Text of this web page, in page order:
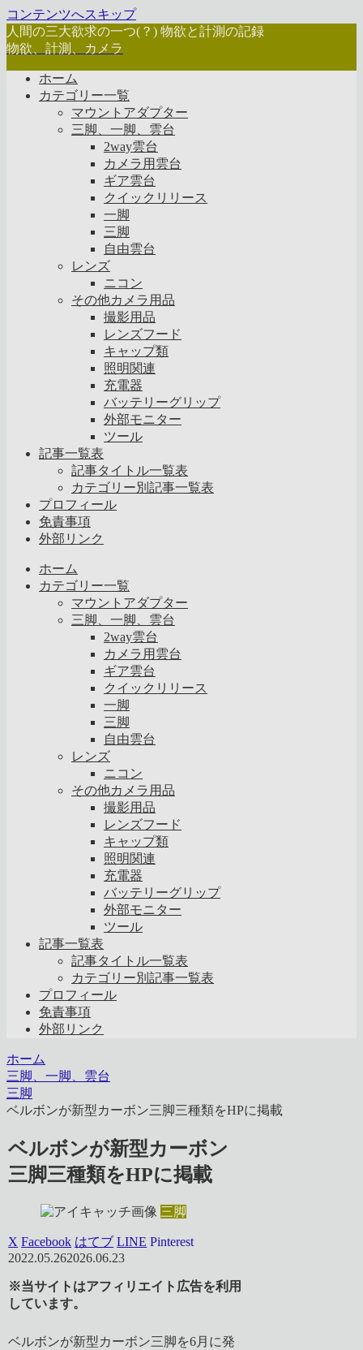
コンテンツへスキップ
人間の三大欲求の一つ(？) 物欲と計測の記録
物欲、計測、カメラ
ホーム
カテゴリー一覧
マウントアダプター
三脚、一脚、雲台
2way雲台
カメラ用雲台
ギア雲台
クイックリリース
一脚
三脚
自由雲台
レンズ
ニコン
その他カメラ用品
撮影用品
レンズフード
キャップ類
照明関連
充電器
バッテリーグリップ
外部モニター
ツール
記事一覧表
記事タイトル一覧表
カテゴリー別記事一覧表
プロフィール
免責事項
外部リンク
ホーム
カテゴリー一覧
マウントアダプター
三脚、一脚、雲台
2way雲台
カメラ用雲台
ギア雲台
クイックリリース
一脚
三脚
自由雲台
レンズ
ニコン
その他カメラ用品
撮影用品
レンズフード
キャップ類
照明関連
充電器
バッテリーグリップ
外部モニター
ツール
記事一覧表
記事タイトル一覧表
カテゴリー別記事一覧表
プロフィール
免責事項
外部リンク
ホーム
三脚、一脚、雲台
三脚
ベルボンが新型カーボン三脚三種類をHPに掲載
ベルボンが新型カーボン
三脚三種類をHPに掲載
三脚
X Facebook はてブ LINE Pinterest
2022.05.262026.06.23
※当サイトはアフィリエイト広告を利用
しています。
ベルボンが新型カーボン三脚を6月に発